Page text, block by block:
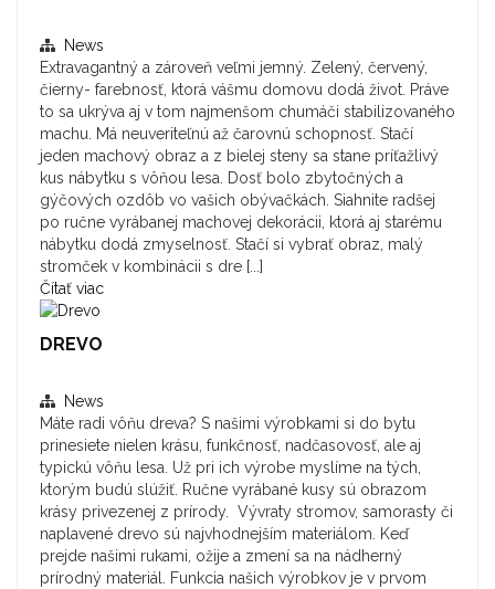
News
Extravagantný a zároveň veľmi jemný. Zelený, červený,
čierny- farebnosť, ktorá vášmu domovu dodá život. Práve
to sa ukrýva aj v tom najmenšom chumáči stabilizovaného
machu. Má neuveriteľnú až čarovnú schopnosť. Stačí
jeden machový obraz a z bielej steny sa stane príťažlivý
kus nábytku s vôňou lesa. Dosť bolo zbytočných a
gýčových ozdôb vo vašich obývačkách. Siahnite radšej
po ručne vyrábanej machovej dekorácii, ktorá aj starému
nábytku dodá zmyselnosť. Stačí si vybrať obraz, malý
stromček v kombinácii s dre [...]
Čítať viac
DREVO
News
Máte radi vôňu dreva? S našimi výrobkami si do bytu
prinesiete nielen krásu, funkčnosť, nadčasovosť, ale aj
typickú vôňu lesa. Už pri ich výrobe myslíme na tých,
ktorým budú slúžiť. Ručne vyrábané kusy sú obrazom
krásy privezenej z prírody. Vývraty stromov, samorasty či
naplavené drevo sú najvhodnejším materiálom. Keď
prejde našimi rukami, ožije a zmení sa na nádherný
prírodný materiál. Funkcia našich výrobkov je v prvom